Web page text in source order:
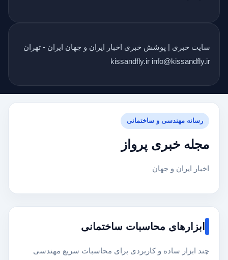
سایت خبری | پوشش خبری اخبار ایران و جهان ایران - تهران
kissandfly.ir info@kissandfly.ir
رسانه مهندسی و ساختمانی
مجله خبری پرواز
اخبار ایران و جهان
ابزارهای محاسبات ساختمانی
چند ابزار ساده و کاربردی برای محاسبات سریع مهندسی